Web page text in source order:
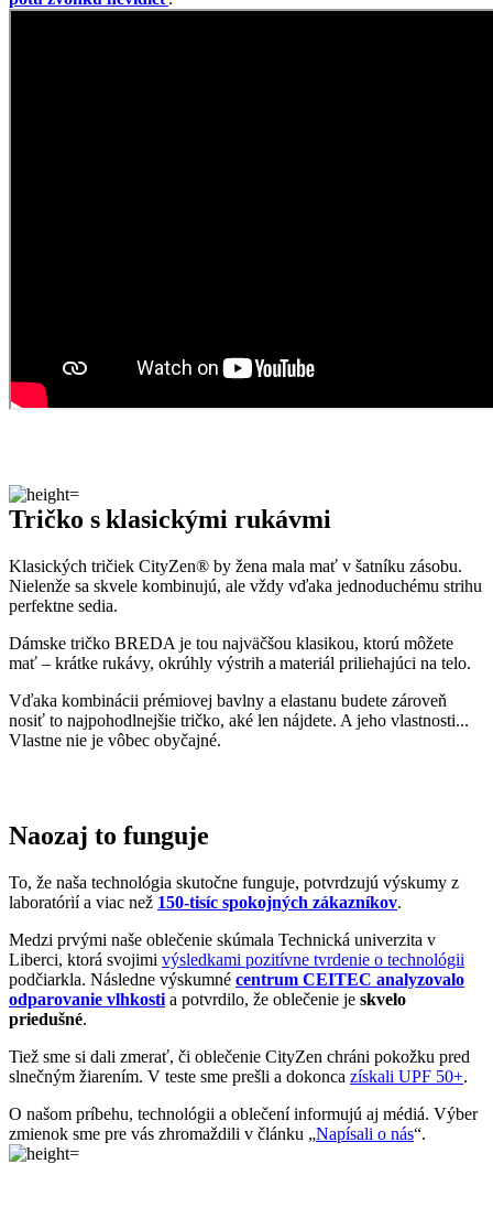
Tričko s klasickými rukávmi
Klasických tričiek CityZen® by žena mala mať v šatníku zásobu.
Nielenže sa skvele kombinujú, ale vždy vďaka jednoduchému strihu
perfektne sedia.
Dámske tričko BREDA je tou najväčšou klasikou, ktorú môžete
mať – krátke rukávy, okrúhly výstrih a materiál priliehajúci na telo.
Vďaka kombinácii prémiovej bavlny a elastanu budete zároveň
nosiť to najpohodlnejšie tričko, aké len nájdete. A jeho vlastnosti...
Vlastne nie je vôbec obyčajné.
Naozaj to funguje
To, že naša technológia skutočne funguje, potvrdzujú výskumy z
laboratórií a viac než 150-tisíc spokojných zákazníkov.
Medzi prvými naše oblečenie skúmala Technická univerzita v
Liberci, ktorá svojimi výsledkami pozitívne tvrdenie o technológii
podčiarkla. Následne výskumné centrum CEITEC analyzovalo
odparovanie vlhkosti a potvrdilo, že oblečenie je skvelo
priedušné.
Tiež sme si dali zmerať, či oblečenie CityZen chráni pokožku pred
slnečným žiarením. V teste sme prešli a dokonca získali UPF 50+.
O našom príbehu, technológii a oblečení informujú aj médiá. Výber
zmienok sme pre vás zhromaždili v článku „Napísali o nás“.